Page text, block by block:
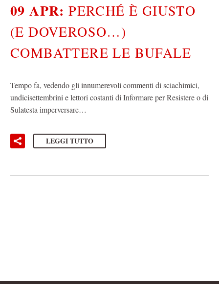
09 APR:PERCHÉ È GIUSTO
(E DOVEROSO…)
COMBATTERE LE BUFALE
Tempo fa, vedendo gli innumerevoli commenti di sciachimici,
undicisettembrini e lettori costanti di Informare per Resistere o di
Sulatesta imperversare…
LEGGI TUTTO